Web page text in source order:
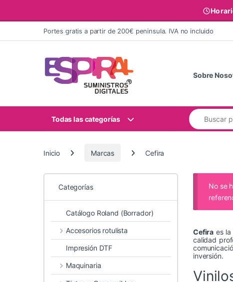
Ir al contenidoPortes gratis a partir de 200€ peninsula. IVA no incluido
Sobre
Todas las categorías
Buscar:
Inicio Marcas Cefira
No se
Cefira es
calidad
inversión.
Categorías
Catálogo Roland (Borrador)
Accesorios rotulista
Impresión DTF
Maquinaria